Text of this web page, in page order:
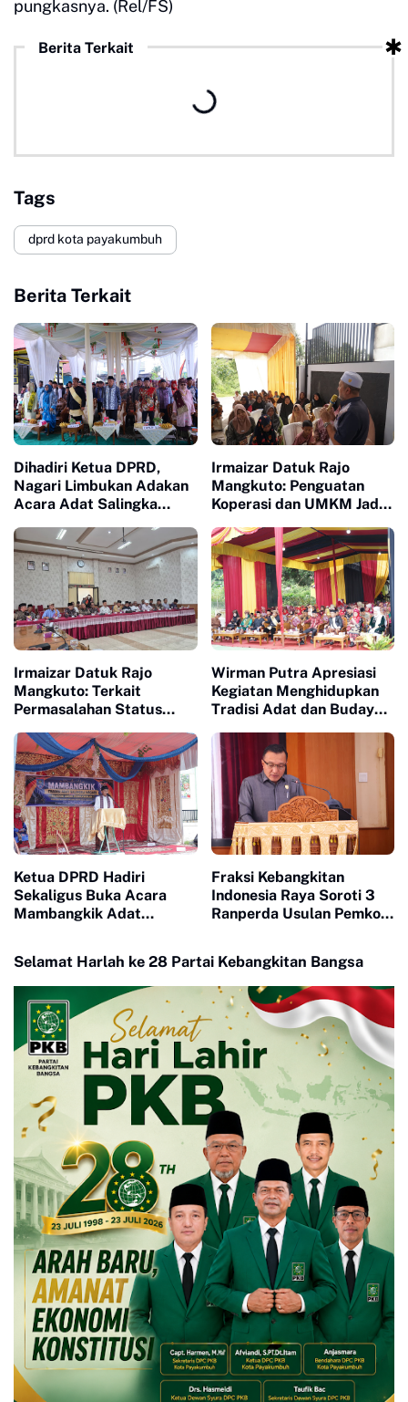
pungkasnya. (Rel/FS)
Berita Terkait
Tags
dprd kota payakumbuh
Berita Terkait
Dihadiri Ketua DPRD,
Nagari Limbukan Adakan
Acara Adat Salingka
Manjapuik Sumando
Irmaizar Datuk Rajo
Mangkuto: Penguatan
Koperasi dan UMKM Jadi
Ekonomi Rakyat
Irmaizar Datuk Rajo
Mangkuto: Terkait
Permasalahan Status
Pembangunan Pusat
Pasar Payakumbuh, DPRD
Siap Memfasilitasi Pihak
Terkait Untuk Duduk Satu
Meja Mencari Jalan
Terbaik
Wirman Putra Apresiasi
Kegiatan Menghidupkan
Tradisi Adat dan Budaya
Ketua DPRD Hadiri
Sekaligus Buka Acara
Mambangkik Adat
Fraksi Kebangkitan
Indonesia Raya Soroti 3
Ranperda Usulan Pemko
Selamat Harlah ke 28 Partai Kebangkitan Bangsa